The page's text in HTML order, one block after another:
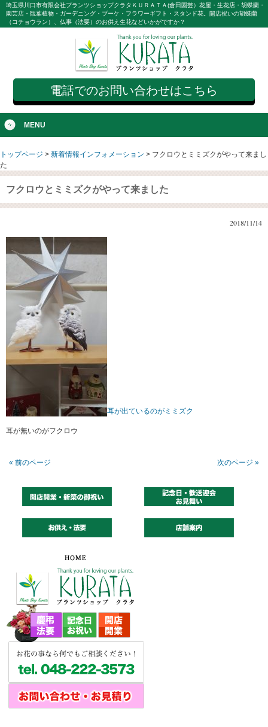
埼玉県川口市有限会社プランツショップクラタＫＵＲＡＴＡ(倉田園芸）花屋・生花店・胡蝶蘭・
園芸店・観葉植物・ガーデニング・ブーケ・フラワーギフト・スタンド花。開店祝いの胡蝶蘭
（コチョウラン）、仏事（法要）のお供え生花などいかがですか？
電話でのお問い合わせはこちら
MENU
トップページ > 新着情報インフォメーション > フクロウとミミズクがやって来まし
た
フクロウとミミズクがやって来ました
2018/11/14
耳が出ているのがミミズク
耳が無いのがフクロウ
« 前のページ 次のページ »